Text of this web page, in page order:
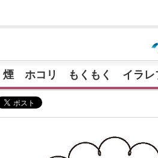
煙 ホコリ もくもく イラレ